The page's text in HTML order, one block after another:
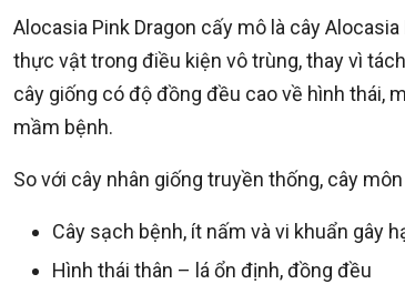
Alocasia Pink Dragon cấy mô là cây
thực vật trong điều kiện vô trùng, thay vì
cây giống có độ đồng đều cao về hình thái,
mầm bệnh.
So với cây nhân giống truyền thống, cây
Cây sạch bệnh, ít nấm và vi khuẩn gây
Hình thái thân – lá ổn định, đồng đều